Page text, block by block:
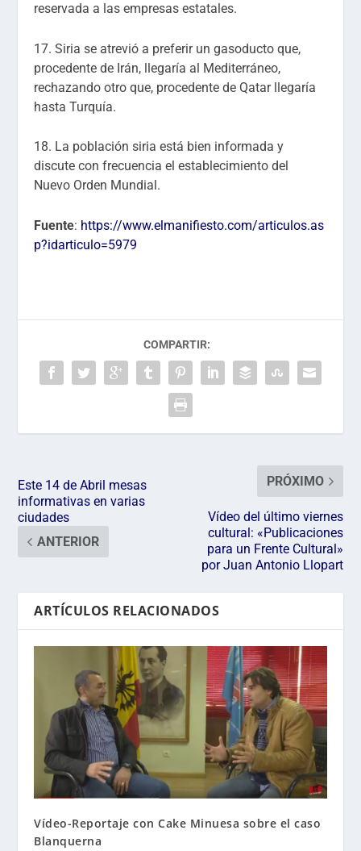
reservada a las empresas estatales.
17. Siria se atrevió a preferir un gasoducto que,
procedente de Irán, llegaría al Mediterráneo,
rechazando otro que, procedente de Qatar llegaría
hasta Turquía.
18. La población siria está bien informada y
discute con frecuencia el establecimiento del
Nuevo Orden Mundial.
Fuente: https://www.elmanifiesto.com/articulos.as
p?idarticulo=5979
COMPARTIR:
Este 14 de Abril mesas
informativas en varias
ciudades
ANTERIOR
PRÓXIMO
Vídeo del último viernes
cultural: «Publicaciones
para un Frente Cultural»
por Juan Antonio Llopart
ARTÍCULOS RELACIONADOS
Vídeo-Reportaje con Cake Minuesa sobre el caso
Blanquerna